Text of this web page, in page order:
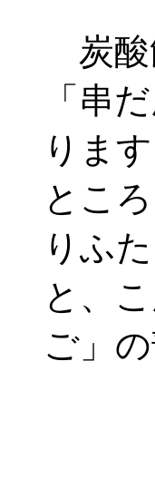
炭酸
「串
りま
とこ
りふ
と、
ご」